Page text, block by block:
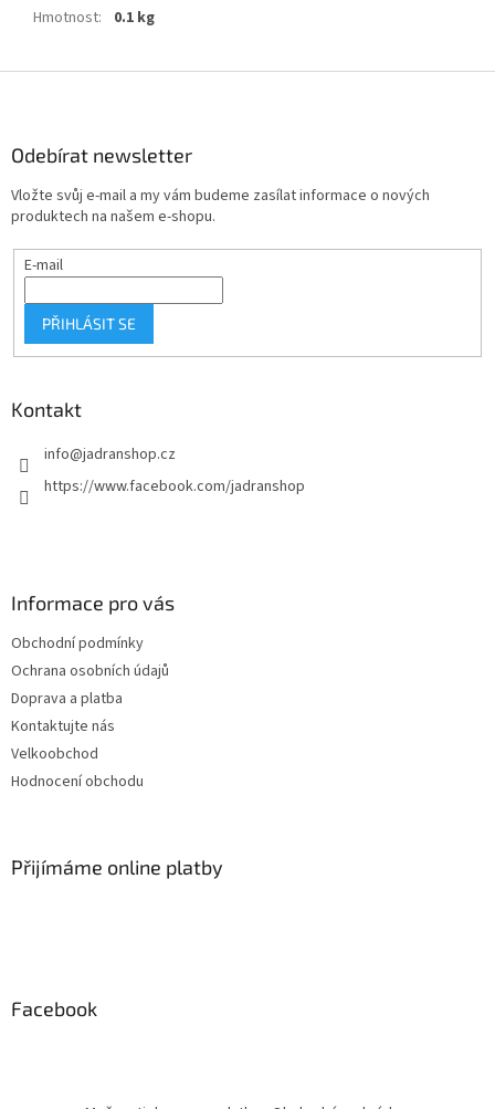
Hmotnost: 0.1 kg
Odebírat newsletter
Vložte svůj e-mail a my vám budeme zasílat informace o nových
produktech na našem e-shopu.
E-mail
PŘIHLÁSIT SE
Kontakt
info@jadranshop.cz
https://www.facebook.com/jadranshop
Informace pro vás
Obchodní podmínky
Ochrana osobních údajů
Doprava a platba
Kontaktujte nás
Velkoobchod
Hodnocení obchodu
Přijímáme online platby
Facebook